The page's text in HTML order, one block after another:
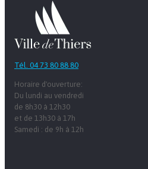
Tél. 04 73 80 88 80
Horaire d'ouverture:
Du lundi au vendredi
de 8h30 à 12h30
et de 13h30 à 17h
Samedi : de 9h à 12h